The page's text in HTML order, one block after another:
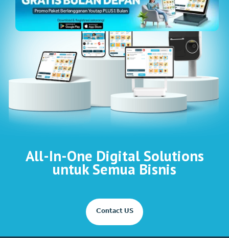
All-In-One Digital Solutions
untuk Semua Bisnis
Contact US